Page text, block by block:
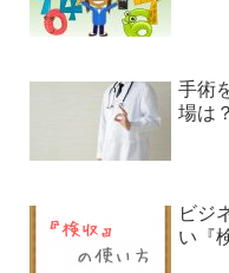
手術
場は
ビジ
い『